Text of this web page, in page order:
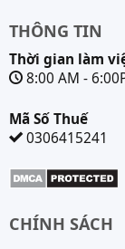
THÔNG TIN
Thời gian làm
8:00 AM -
Mã Số Thuế
0306415241
CHÍNH SÁCH